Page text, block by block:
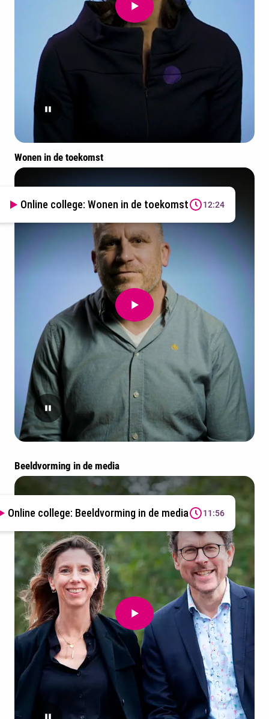
Wonen in de toekomst
Online college: Wonen in de toekomst 12:24
Beeldvorming in de media
Online college: Beeldvorming in de media 11:56